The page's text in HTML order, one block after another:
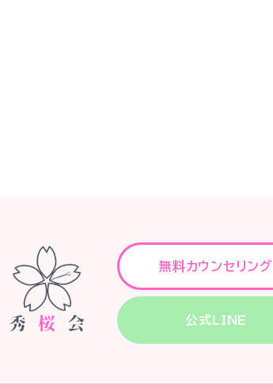
無料カウンセリング
公式LINE